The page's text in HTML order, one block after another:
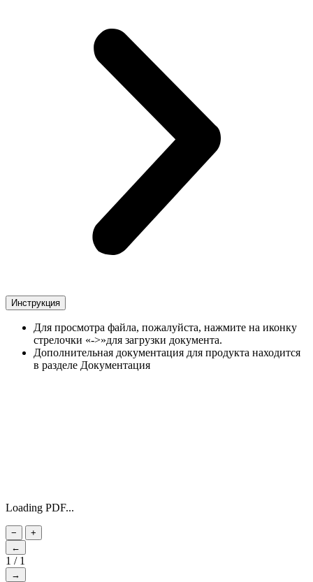
Инструкция
Для просмотра файла, пожалуйста, нажмите на иконку
стрелочки «->»для загрузки документа.
Дополнительная документация для продукта находится
в разделе Документация
Loading PDF...
−
+
←
1 / 1
→